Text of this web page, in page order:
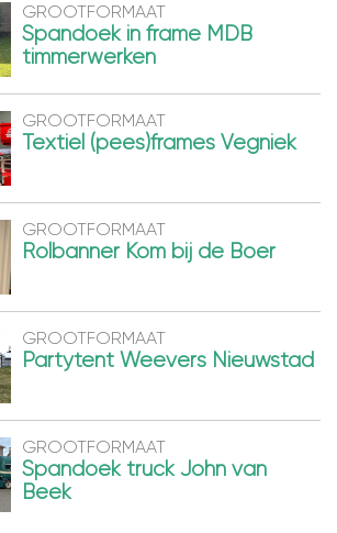
GROOTFORMAAT
Spandoek in frame MDB
timmerwerken
GROOTFORMAAT
Textiel (pees)frames Vegniek
GROOTFORMAAT
Rolbanner Kom bij de Boer
GROOTFORMAAT
Partytent Weevers Nieuwstad
GROOTFORMAAT
Spandoek truck John van
Beek